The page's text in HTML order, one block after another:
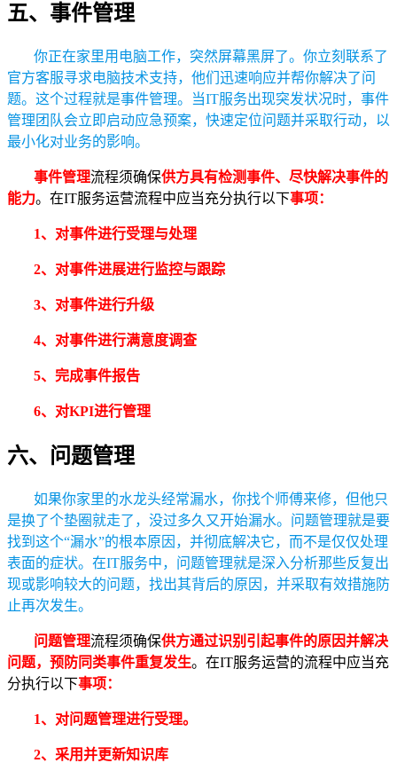
五、事件管理
你正在家里用电脑工作，突然屏幕黑屏了。你立刻联系了
官方客服寻求电脑技术支持，他们迅速响应并帮你解决了问
题。这个过程就是事件管理。当IT服务出现突发状况时，事件
管理团队会立即启动应急预案，快速定位问题并采取行动，以
最小化对业务的影响。
事件管理流程须确保供方具有检测事件、尽快解决事件的
能力。在IT服务运营流程中应当充分执行以下事项：
1、对事件进行受理与处理
2、对事件进展进行监控与跟踪
3、对事件进行升级
4、对事件进行满意度调查
5、完成事件报告
6、对KPI进行管理
六、问题管理
如果你家里的水龙头经常漏水，你找个师傅来修，但他只
是换了个垫圈就走了，没过多久又开始漏水。问题管理就是要
找到这个“漏水”的根本原因，并彻底解决它，而不是仅仅处理
表面的症状。在IT服务中，问题管理就是深入分析那些反复出
现或影响较大的问题，找出其背后的原因，并采取有效措施防
止再次发生。
问题管理流程须确保供方通过识别引起事件的原因并解决
问题，预防同类事件重复发生。在IT服务运营的流程中应当充
分执行以下事项：
1、对问题管理进行受理。
2、采用并更新知识库